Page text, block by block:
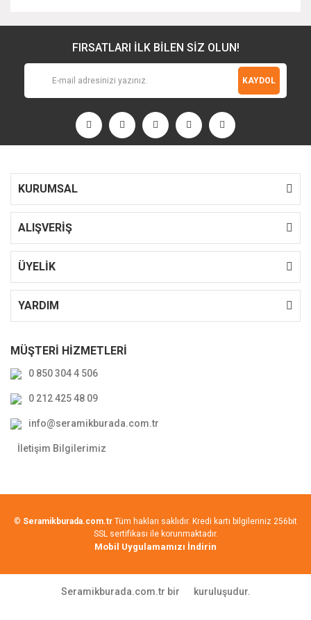
FIRSATLARI İLK BİLEN SİZ OLUN!
KAYDOL
KURUMSAL
ALIŞVERİŞ
ÜYELİK
YARDIM
MÜŞTERİ HİZMETLERİ
0 850 304 4 506
0 212 425 48 09
info@seramikburada.com.tr
İletişim Bilgilerimiz
© Seramikburada.com.tr Tüm hakları saklıdır. Kredi kartı bilgileriniz 256bit
SSL sertifikası ile korunmaktadır.
Mobil Uygulamamızı İndirin
Seramikburada.com.tr bir kuruluşudur.